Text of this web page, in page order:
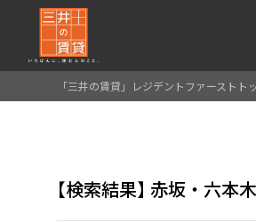
ご提供するサービスを
くご提案します
最適なプランをご提案
ご相談も承ります
各種サービスをご紹介
「三井の賃貸」レジデントファーストト
検索結果 赤坂・六本